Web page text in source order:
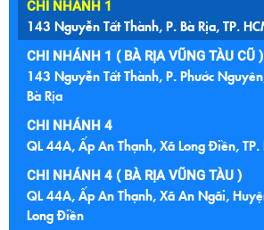
CHI NHÁNH 1
143 Nguyễn Tất Thành, P. Bà Rịa, TP.
CHI NHÁNH 1 ( BÀ RỊA VŨNG TÀU CŨ )
143 Nguyễn Tất Thành, P. Phước
Bà Rịa
CHI NHÁNH 4
QL 44A, Ấp An Thạnh, Xã Long Điền, TP.
CHI NHÁNH 4 ( BÀ RỊA VŨNG TÀU )
QL 44A, Ấp An Thạnh, Xã An Ngãi,
Long Điền